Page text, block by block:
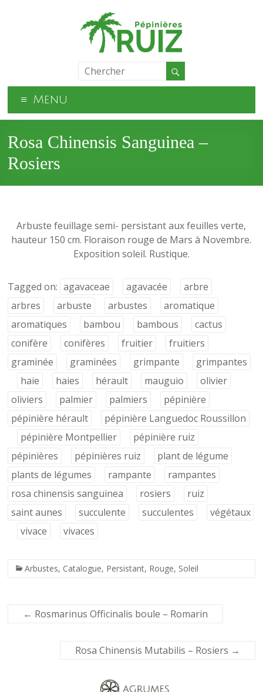
Menu
Rosa Chinensis Sanguinea –
Rosiers
Arbuste feuillage semi- persistant aux feuilles verte,
hauteur 150 cm. Floraison rouge de Mars à Novembre.
Exposition soleil. Rustique.
Tagged on: agavaceae agavacée
arbre
arbres
arbuste arbustes
aromatique
aromatiques
bambou bambous
cactus
conifère
conifères fruitier
fruitiers
graminée
graminées grimpante
grimpantes
haie
haies hérault mauguio
olivier
oliviers
palmier palmiers
pépinière
pépinière hérault
pépinière Languedoc Roussillon
pépinière Montpellier
pépinière ruiz
pépinières
pépinières ruiz
plant de légume
plants de légumes
rampante
rampantes
rosa chinensis sanguinea
rosiers
ruiz
saint aunes
succulente succulentes
végétaux
vivace
vivaces
Arbustes, Catalogue, Persistant, Rouge, Soleil
← Rosmarinus Officinalis boule – Romarin
Rosa Chinensis Mutabilis – Rosiers →